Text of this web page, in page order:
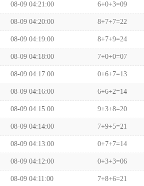
08-09 04:21:00 6+0+3=09
08-09 04:20:00 8+7+7=22
08-09 04:19:00 8+7+9=24
08-09 04:18:00 7+0+0=07
08-09 04:17:00 0+6+7=13
08-09 04:16:00 6+6+2=14
08-09 04:15:00 9+3+8=20
08-09 04:14:00 7+9+5=21
08-09 04:13:00 0+7+7=14
08-09 04:12:00 0+3+3=06
08-09 04:11:00 7+8+6=21